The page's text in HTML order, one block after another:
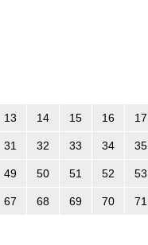
13 14 15 16 17
31 32 33 34 35
49 50 51 52 53
67 68 69 70 71